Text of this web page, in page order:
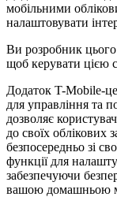
мобільними
налаштовувати
Ви розробник цього
щоб керувати цією
Додаток T-Mobile-
для управління та
дозволяє
до своїх облікових
безпосередньо зі
функції для
забезпечуючи
вашою домашньою